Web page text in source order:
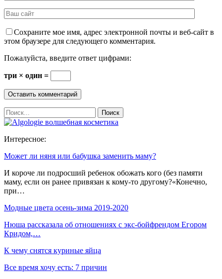
Сохраните мое имя, адрес электронной почты и веб-сайт в
этом браузере для следующего комментария.
Пожалуйста, введите ответ цифрами:
три × один =
Интересное:
Может ли няня или бабушка заменить маму?
И короче ли подросший ребенок обожать кого (без памяти
маму, если он ранее привязан к кому-то другому?«Конечно,
при…
Модные цвета осень-зима 2019-2020
Нюша рассказала об отношениях с экс-бойфрендом Егором
Кридом,…
К чему снятся куриные яйца
Все время хочу есть: 7 причин